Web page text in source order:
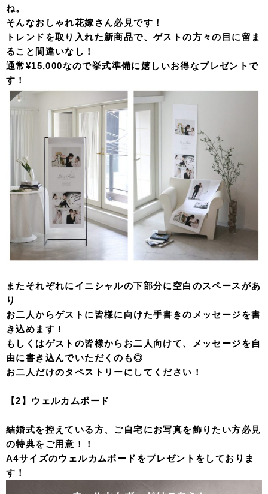
ね。
そんなおしゃれ花嫁さん必見です！
トレンドを取り入れた新商品で、ゲストの方々の目に留ま
ること間違いなし！
通常¥15,000なので挙式準備に嬉しいお得なプレゼントで
す！
またそれぞれにイニシャルの下部分に空白のスペースがあ
り
お二人からゲストに皆様に向けた手書きのメッセージを書
き込めます！
もしくはゲストの皆様からお二人向けて、メッセージを自
由に書き込んでいただくのも◎
お二人だけのタペストリーにしてください！
【2】ウェルカムボード
結婚式を控えている方、ご自宅にお写真を飾りたい方必見
の特典をご用意！！
A4サイズのウェルカムボードをプレゼントをしておりま
す！